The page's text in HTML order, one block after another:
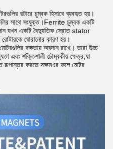
রটারে চুম্বক হিসাবে ব্যবহৃত হয়।
সাথে সংযুক্ত।Ferrite চুম্বক একটি
যখন একটি বৈদ্যুতিক স্রোত stator
ঘোরানোর কারণ হয়।
দক্ষতায় অবদান রাখে। তারা উচ্চ
এবং শক্তিশালী চৌম্বকীয় ক্ষেত্র,যা
রূপান্তর করতে সক্ষমএর ফলে মোটর